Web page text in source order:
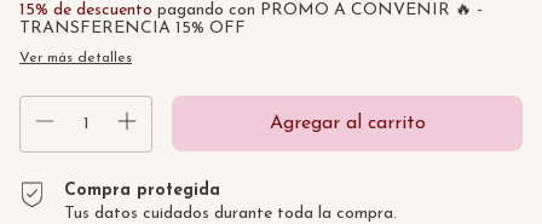
15% de descuento pagando con PROMO A CONVENIR 🔥 -
TRANSFERENCIA 15% OFF
Ver más detalles
Compra protegida
Tus datos cuidados durante toda la compra.